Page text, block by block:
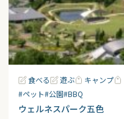
キャンプ
食べる 遊ぶ
#ペット#公園#BBQ
ウェルネスパーク五色